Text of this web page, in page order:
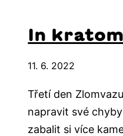
In
11. 6. 2022
Třetí den
napravit své
zabalit si více